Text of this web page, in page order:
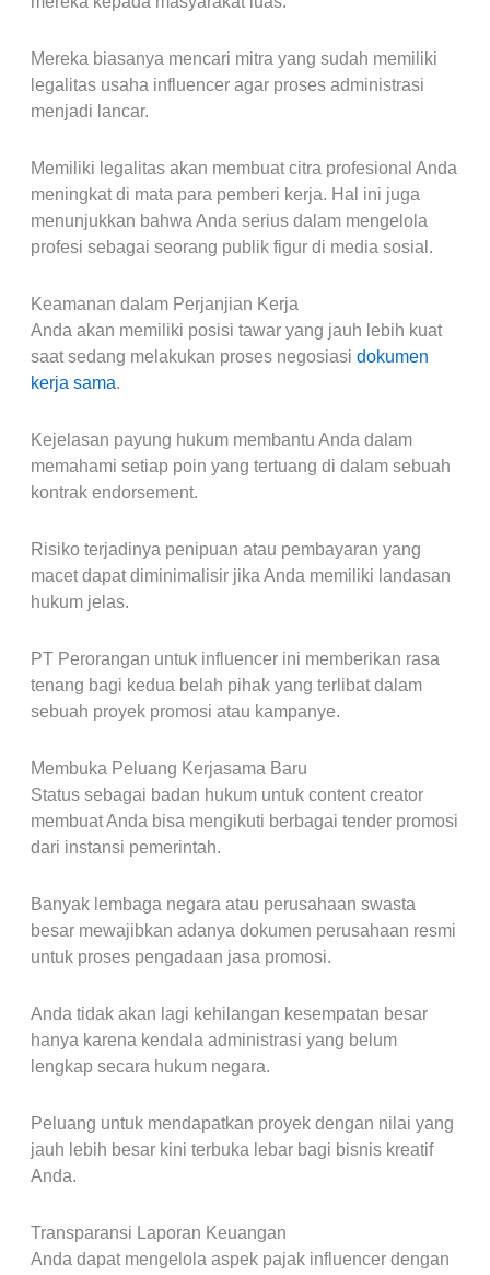
Mereka biasanya mencari mitra yang sudah memiliki
legalitas usaha influencer agar proses administrasi
menjadi lancar.
Memiliki legalitas akan membuat citra profesional Anda
meningkat di mata para pemberi kerja. Hal ini juga
menunjukkan bahwa Anda serius dalam mengelola
profesi sebagai seorang publik figur di media sosial.
Keamanan dalam Perjanjian Kerja
Anda akan memiliki posisi tawar yang jauh lebih kuat
saat sedang melakukan proses negosiasi dokumen
kerja sama.
Kejelasan payung hukum membantu Anda dalam
memahami setiap poin yang tertuang di dalam sebuah
kontrak endorsement.
Risiko terjadinya penipuan atau pembayaran yang
macet dapat diminimalisir jika Anda memiliki landasan
hukum jelas.
PT Perorangan untuk influencer ini memberikan rasa
tenang bagi kedua belah pihak yang terlibat dalam
sebuah proyek promosi atau kampanye.
Membuka Peluang Kerjasama Baru
Status sebagai badan hukum untuk content creator
membuat Anda bisa mengikuti berbagai tender promosi
dari instansi pemerintah.
Banyak lembaga negara atau perusahaan swasta
besar mewajibkan adanya dokumen perusahaan resmi
untuk proses pengadaan jasa promosi.
Anda tidak akan lagi kehilangan kesempatan besar
hanya karena kendala administrasi yang belum
lengkap secara hukum negara.
Peluang untuk mendapatkan proyek dengan nilai yang
jauh lebih besar kini terbuka lebar bagi bisnis kreatif
Anda.
Transparansi Laporan Keuangan
Anda dapat mengelola aspek pajak influencer dengan